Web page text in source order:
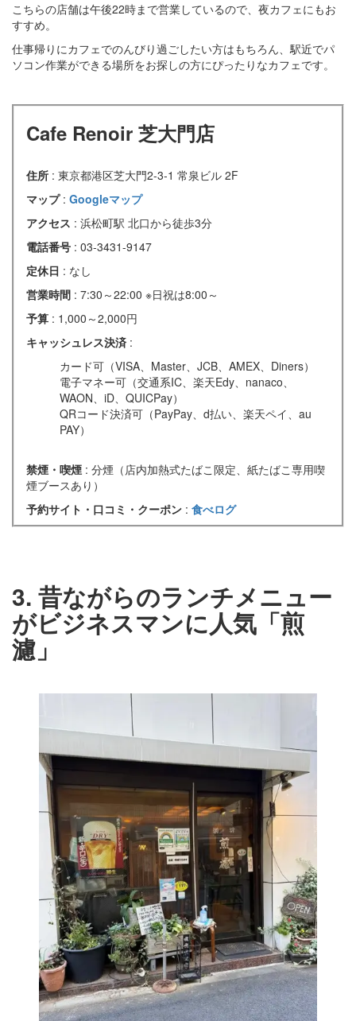
こちらの店舗は午後22時まで営業しているので、夜カフェにもお
すすめ。
仕事帰りにカフェでのんびり過ごしたい方はもちろん、駅近でパ
ソコン作業ができる場所をお探しの方にぴったりなカフェです。
Cafe Renoir 芝大門店
住所 : 東京都港区芝大門2-3-1 常泉ビル 2F
マップ : Googleマップ
アクセス : 浜松町駅 北口から徒歩3分
電話番号 : 03-3431-9147
定休日 : なし
営業時間 : 7:30～22:00 ※日祝は8:00～
予算 : 1,000～2,000円
キャッシュレス決済 :
カード可（VISA、Master、JCB、AMEX、Diners）
電子マネー可（交通系IC、楽天Edy、nanaco、
WAON、iD、QUICPay）
QRコード決済可（PayPay、d払い、楽天ペイ、au
PAY）
禁煙・喫煙 : 分煙（店内加熱式たばこ限定、紙たばこ専用喫
煙ブースあり）
予約サイト・口コミ・クーポン : 食べログ
3. 昔ながらのランチメニュー
がビジネスマンに人気「煎
濾」